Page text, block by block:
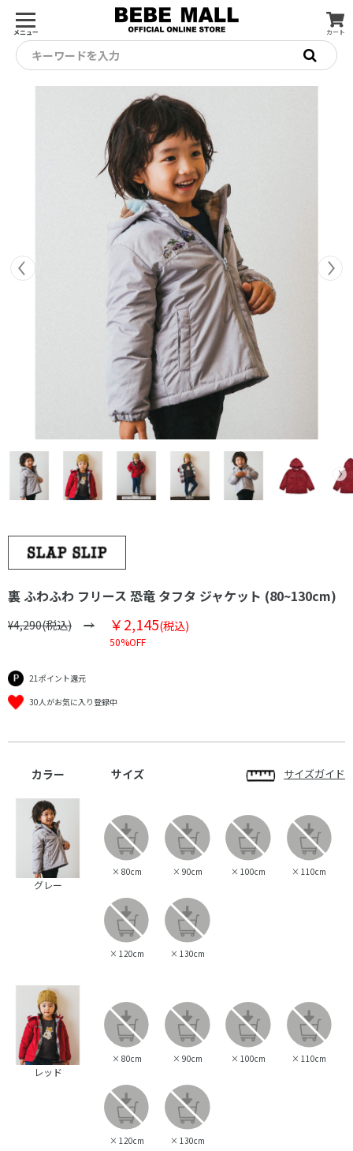
メニュー カート
キーワードを入力
裏 ふわふわ フリース 恐竜 タフタ ジャケット (80~130cm)
¥4,290(税込) ￥2,145(税込)
50%OFF
21ポイント還元
30人がお気に入り登録中
カラー サイズ サイズガイド
グレー
× 80cm × 90cm × 100cm × 110cm
× 120cm × 130cm
レッド
× 80cm × 90cm × 100cm × 110cm
× 120cm × 130cm